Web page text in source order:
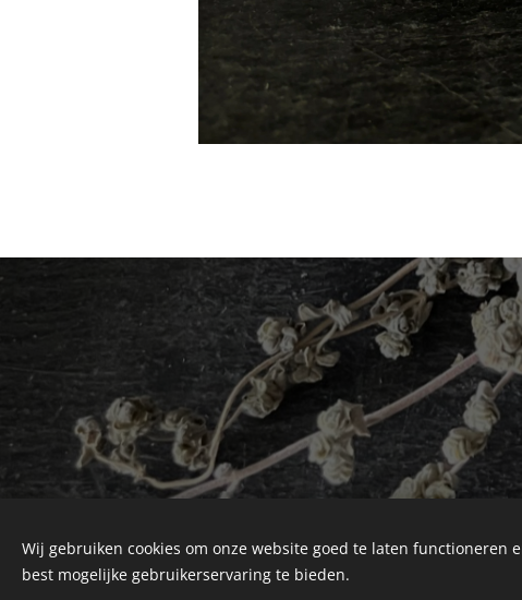
Wij gebruiken cookies om onze website goed te laten functioneren
best mogelijke gebruikerservaring te bieden.